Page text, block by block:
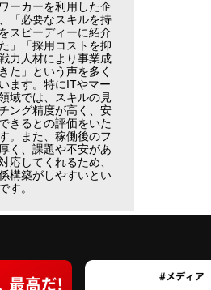
ーカーを利用した企
「必要なスキルを持
スピーディーに紹介
」「採用コストを抑
力人材により事業成
た」という声を多く
ます。特にITやマー
域では、スキルの見
ング精度が高く、安
きるとの評価をいた
。また、稼働後のフ
く、課題や不安があ
応してくれるため、
構築がしやすいとい
す。